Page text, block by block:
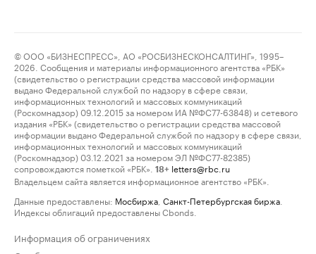
© ООО «БИЗНЕСПРЕСС», АО «РОСБИЗНЕСКОНСАЛТИНГ», 1995–
2026. Сообщения и материалы информационного агентства «РБК»
(свидетельство о регистрации средства массовой информации
выдано Федеральной службой по надзору в сфере связи,
информационных технологий и массовых коммуникаций
(Роскомнадзор) 09.12.2015 за номером ИА №ФС77-63848) и сетевого
издания «РБК» (свидетельство о регистрации средства массовой
информации выдано Федеральной службой по надзору в сфере связи,
информационных технологий и массовых коммуникаций
(Роскомнадзор) 03.12.2021 за номером ЭЛ №ФС77-82385)
сопровождаются пометкой «РБК».
18+ letters@rbc.ru
Владельцем сайта является информационное агентство «РБК».
Данные предоставлены: Мосбиржа Санкт-Петербургская биржа
Индексы облигаций предоставлены Cbonds.
Информация об ограничениях